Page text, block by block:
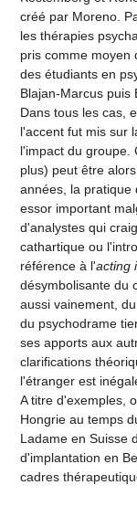
créé par Moreno.
les thérapies
pris comme moyen
des étudiants en
Blajan-Marcus puis
Dans tous les cas,
l'accent fut mis sur
l'impact du groupe.
plus) peut être
années, la pratique
essor important
d'analystes qui
cathartique ou
référence à l'acting
désymbolisante du
aussi vainement,
du psychodrame
ses apports aux
clarifications
l'étranger est
A titre d'exemples,
Hongrie au temps
Ladame en Suisse
d'implantation en
cadres